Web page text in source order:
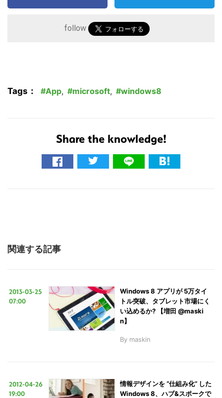
follow
Tags： App, microsoft, windows8
Share the knowledge!
関連する記事
2013-03-25
07:00
Windows 8 アプリが 5万タイ
トル突破、タブレット市場にく
い込めるか? 【増田 @maski
n】
By maskin
2012-04-26
19:00
情報デザインを “仕組み化” した
Windows 8、ハブ&スポークで